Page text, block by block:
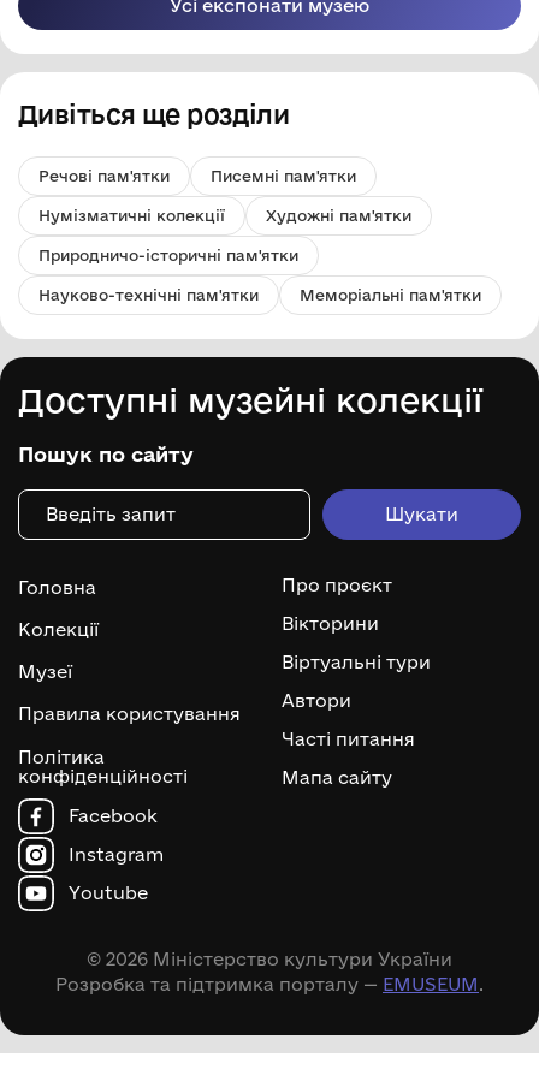
Усі експонати музею
Дивіться ще розділи
Речові пам'ятки Писемні пам'ятки
Нумізматичні колекції Художні пам'ятки
Природничо-історичні пам'ятки
Науково-технічні пам'ятки Меморіальні пам'ятки
Доступні музейні колекції
Пошук по сайту
Головна
Колекції
Музеї
Правила користування
Політика
конфіденційності
Про проєкт
Вікторини
Віртуальні тури
Автори
Часті питання
Мапа сайту
Facebook
Instagram
Youtube
© 2026 Міністерство культури України
Розробка та підтримка порталу — EMUSEUM.